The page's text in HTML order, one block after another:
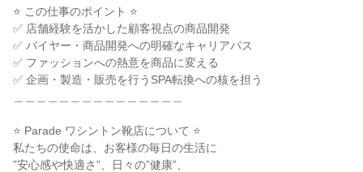
⭐ この仕事のポイント ⭐
✅ 店舗経験を活かした顧客視点の商品開発
✅ バイヤー・商品開発への明確なキャリアパス
✅ ファッションへの熱意を商品に変える
✅ 企画・製造・販売を行うSPA転換への核を担う
⭐ Parade ワシントン靴店について ⭐
私たちの使命は、お客様の毎日の生活に
”安心感や快適さ”、日々の”健康”、